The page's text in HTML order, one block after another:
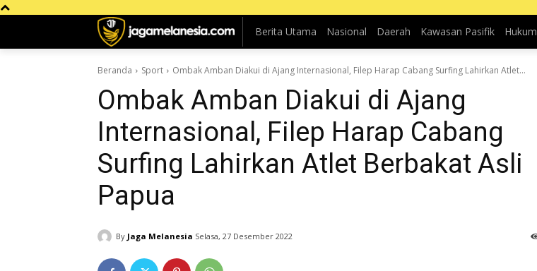
Berita Utama Nasional Daerah Kawasan Pasifik Hukum
Beranda Sport Ombak Amban Diakui di Ajang Internasional, Filep Harap Cabang Surfing Lahirkan Atlet...
Ombak Amban Diakui di Ajang
Internasional, Filep Harap Cabang
Surfing Lahirkan Atlet Berbakat Asli
Papua
By Jaga Melanesia Selasa, 27 Desember 2022